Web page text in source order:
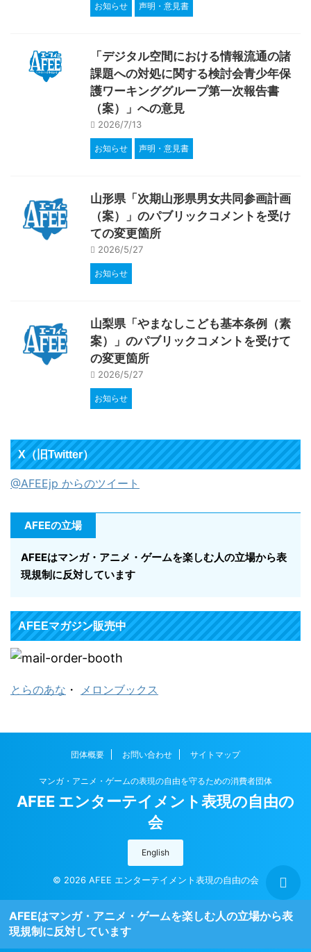
お知らせ 声明・意見書
「デジタル空間における情報流通の諸
課題への対処に関する検討会青少年保
護ワーキンググループ第一次報告書
（案）」への意見
2026/7/13
お知らせ 声明・意見書
山形県「次期山形県男女共同参画計画
（案）」のパブリックコメントを受け
ての変更箇所
2026/5/27
お知らせ
山梨県「やまなしこども基本条例（素
案）」のパブリックコメントを受けて
の変更箇所
2026/5/27
お知らせ
X（旧Twitter）
@AFEEjp からのツイート
AFEEの立場
AFEEはマンガ・アニメ・ゲームを楽しむ人の立場から表
現規制に反対しています
AFEEマガジン販売中
とらのあな ・ メロンブックス
団体概要 お問い合わせ サイトマップ
マンガ・アニメ・ゲームの表現の自由を守るための消費者団体
AFEE エンターテイメント表現の自由の
会
English
© 2026 AFEE エンターテイメント表現の自由の会
AFEEはマンガ・アニメ・ゲームを楽しむ人の立場から表
現規制に反対しています